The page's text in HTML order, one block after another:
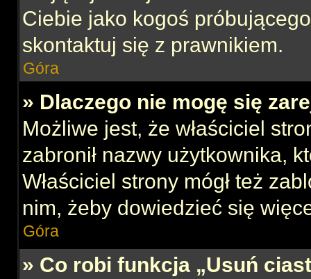
Ciebie jako kogoś
skontaktuj się z prawnikiem.
Góra
» Dlaczego nie mogę się
Możliwe jest, że właściciel
zabronił nazwy użytkownika,
Właściciel strony mógł też
nim, żeby dowiedzieć się
Góra
» Co robi funkcja „Usuń